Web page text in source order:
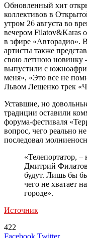
Обновленный хит
коллективов в
утром 26 августа во
вечером Filatov&Karas
в эфире «Авторадио».
артисты также
свою летнюю новинку
выпустили с
меня», «Это все не
Львом Лещенко трек
Уставшие, но
традиции оставили
форума-фестиваля
вопрос, чего реально
последовал
«Телепортатор,
Дмитрий
будут. Лишь бы
чего не хватает
городе».
Источник
422
Facebook TwitterLinkedIn
Tumblr
Reddit
Skype
Telegram
Viber
Line
Печатать